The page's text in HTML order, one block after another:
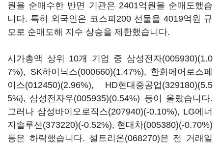
원을 순매수한 반면 기관은 2401억원을 순매도했습
니다. 특히 외국인은 코스피200 선물을 4019억원 규
모로 순매도해 지수 상승을 제한했습니다.
시가총액 상위 10개 기업 중 삼성전자(005930)(1.0
7%), SK하이닉스(000660)(1.47%), 한화에어로스페
이스(012450)(2.96%), HD현대중공업(329180)(5.5
5%), 삼성전자우(005935)(0.54%) 등이 올랐습니다.
그러나 삼성바이오로직스(207940)(-0.10%), LG에너
지솔루션(373220)(-0.52%), 현대차(005380)(-0.70%)
등은 하락했습니다. 셀트리온(068270)은 전 거래일